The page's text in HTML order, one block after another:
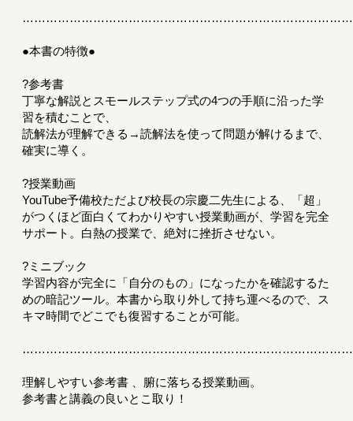
●本書の特徴●
?参考書
丁寧な解説とスモールステップ式の4つの手順に沿った学
習を積むことで、
読解法が理解できる→読解法を使って問題が解けるまで、
確実に導く。
?授業動画
YouTube予備校ただよび校長の宗慶二先生による、「超」
がつくほど面白くてわかりやすい授業動画が、学習を完全
サポート。白熱の授業で、絶対に挫折させない。
?ミニブック
学習内容が完全に「自分のもの」になったかを確認するた
めの暗記ツール。本書から取り外して持ち運べるので、ス
キマ時間でどこでも復習することが可能。
理解しやすい参考書 、腑に落ちる授業動画。
参考書と講義の良いとこ取り！